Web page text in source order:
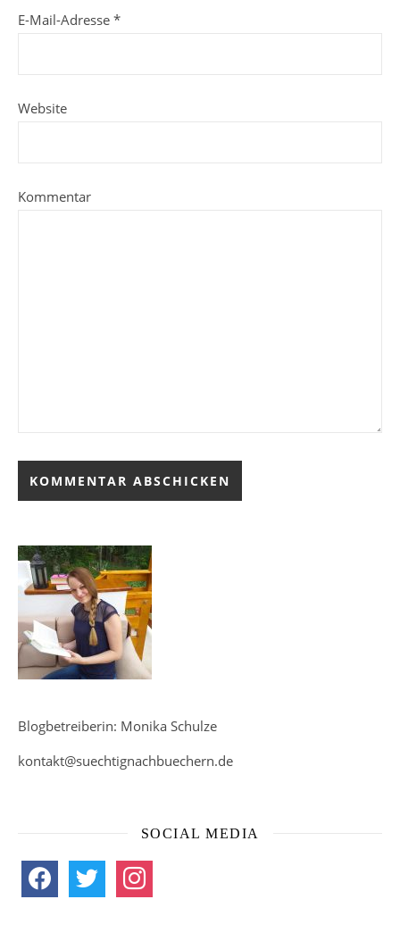
E-Mail-Adresse *
Website
Kommentar
Blogbetreiberin: Monika Schulze
kontakt@suechtignachbuechern.de
SOCIAL MEDIA
facebook twitter instagram